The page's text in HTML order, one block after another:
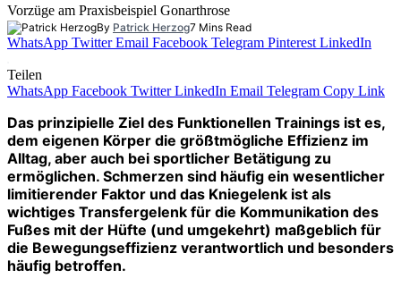
Vorzüge am Praxisbeispiel Gonarthrose
By Patrick Herzog7 Mins Read
WhatsApp Twitter Email Facebook Telegram Pinterest LinkedIn
Teilen
WhatsApp Facebook Twitter LinkedIn Email Telegram Copy Link
Das prinzipielle Ziel des Funktionellen Trainings ist es,
dem eigenen Körper die größtmögliche Effizienz im
Alltag, aber auch bei sportlicher Betätigung zu
ermöglichen. Schmerzen sind häufig ein wesentlicher
limitierender Faktor und das Kniegelenk ist als
wichtiges Transfergelenk für die Kommunikation des
Fußes mit der Hüfte (und umgekehrt) maßgeblich für
die Bewegungseffizienz verantwortlich und besonders
häufig betroffen.